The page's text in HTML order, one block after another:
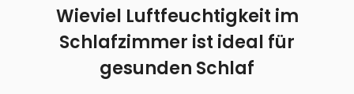
Wieviel Luftfeuchtigkeit im
Schlafzimmer ist ideal für
gesunden Schlaf